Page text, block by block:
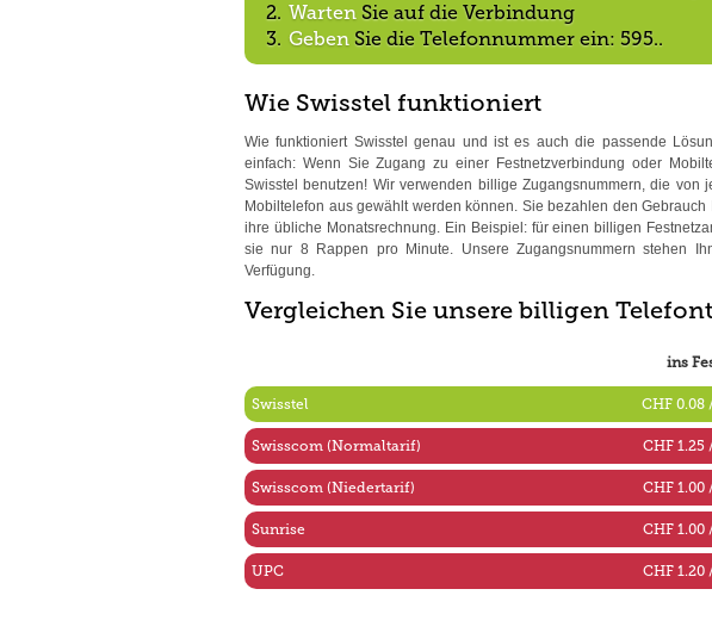
Warten Sie auf die Verbindung
Geben Sie die Telefonnummer ein: 595..
Wie Swisstel funktioniert
Wie funktioniert Swisstel genau und ist es auch die passende
einfach: Wenn Sie Zugang zu einer Festnetzverbindung oder
Swisstel benutzen! Wir verwenden billige Zugangsnummern, die von
Mobiltelefon aus gewählt werden können. Sie bezahlen den Gebrauch
ihre übliche Monatsrechnung. Ein Beispiel: für einen billigen
sie nur 8 Rappen pro Minute. Unsere Zugangsnummern stehen
Verfügung.
Vergleichen Sie unsere billigen
ins
Swisstel CHF 0.08
Swisscom (Normaltarif) CHF 1.25
Swisscom (Niedertarif) CHF 1.00
Sunrise CHF 1.00
UPC CHF 1.20